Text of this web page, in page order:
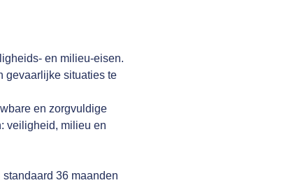
en milieu-eisen.
gevaarlijke situaties te
en zorgvuldige
veiligheid, milieu en
36 maanden